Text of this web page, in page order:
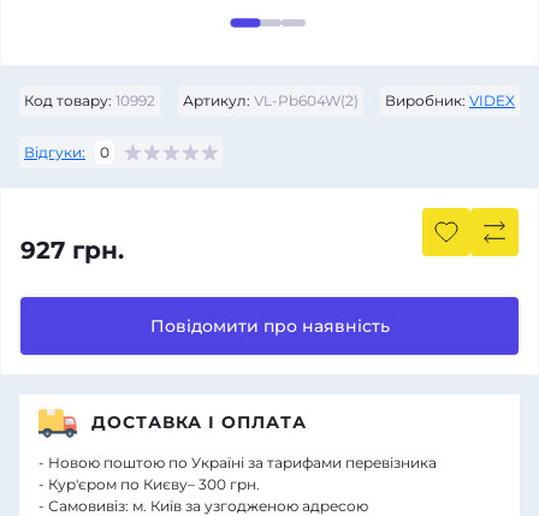
Код товару: 10992 Артикул: VL-Pb604W(2) Виробник: VIDEX
Відгуки: 0
927 грн.
Повідомити про наявність
ДОСТАВКА І ОПЛАТА
- Новою поштою по Україні за тарифами перевізника
- Кур'єром по Києву– 300 грн.
- Самовивіз: м. Київ за узгодженою адресою